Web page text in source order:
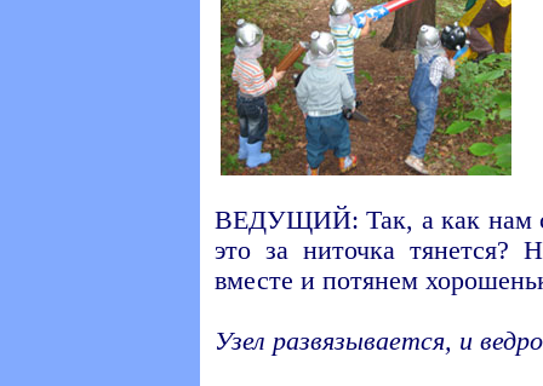
ВЕДУЩИЙ: Так, а как нам с
это за ниточка тянется?
вместе и потянем
Узел развязывается, и